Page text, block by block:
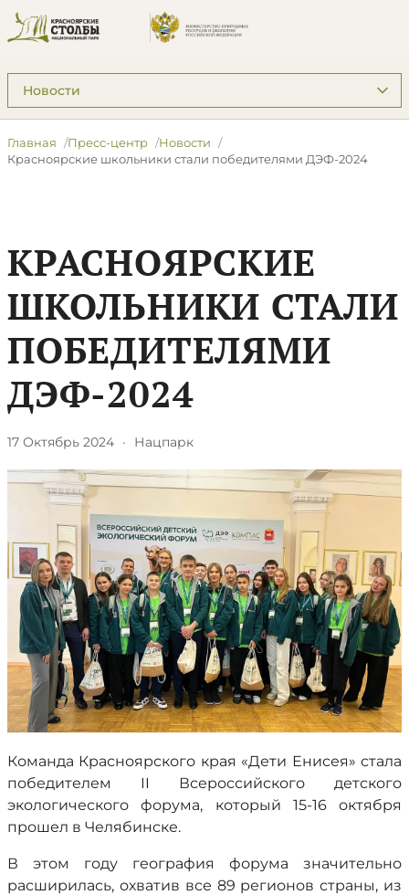
Подразделы: Пресс-центр
Главная Пресс-центр
Новости
​Красноярские школьники стали победителями ДЭФ-2024
​КРАСНОЯРСКИЕ
ШКОЛЬНИКИ СТАЛИ
ПОБЕДИТЕЛЯМИ
ДЭФ-2024
17 Октябрь 2024 · Нацпарк
Команда Красноярского края «Дети Енисея» стала
победителем II Всероссийского детского
экологического форума, который 15-16 октября
прошел в Челябинске.
В этом году география форума значительно
расширилась, охватив все 89 регионов страны, из